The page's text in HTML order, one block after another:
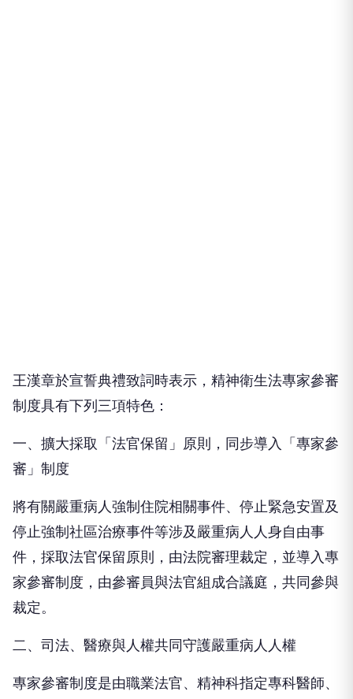
王漢章於宣誓典禮致詞時表示，精神衛生法專家參審
制度具有下列三項特色：
一、擴大採取「法官保留」原則，同步導入「專家參
審」制度
將有關嚴重病人強制住院相關事件、停止緊急安置及
停止強制社區治療事件等涉及嚴重病人人身自由事
件，採取法官保留原則，由法院審理裁定，並導入專
家參審制度，由參審員與法官組成合議庭，共同參與
裁定。
二、司法、醫療與人權共同守護嚴重病人人權
專家參審制度是由職業法官、精神科指定專科醫師、